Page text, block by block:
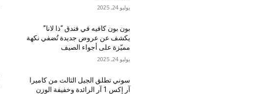
يوليو 24, 2025
بون بون كافيه في فندق “ذا لانا”
يكشف عن عروض جديدة تُضفي نكهة
مميّزة على أجواء الصيف
يوليو 24, 2025
سوني تطلق الجيل الثالث من كاميرا
آر إكس 1 آر الرائدة وخفيفة الوزن